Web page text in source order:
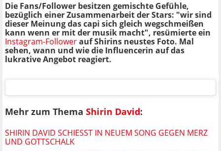
Die Fans/Follower besitzen gemischte Gefühle,
bezüglich einer Zusammenarbeit der Stars: "wir sind
dieser Meinung das capi sich gleich wegschmeißen
kann wenn er mit der musik macht", resümierte ein
Instagram-Followerauf Shirins neustes Foto. Mal
sehen, wann und wie die Influencerin auf das
lukrative Angebot reagiert.
Mehr zum Thema Shirin David:
SHIRIN DAVID SCHIESST IN NEUEM SONG GEGEN MERZ U
ND GOTTSCHALK